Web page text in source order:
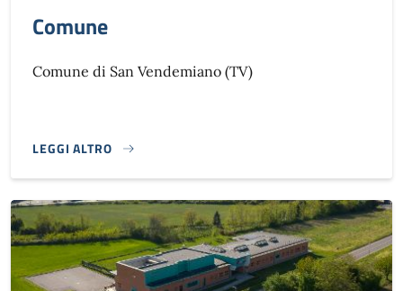
Comune
Comune di San Vendemiano (TV)
LEGGI ALTRO
}